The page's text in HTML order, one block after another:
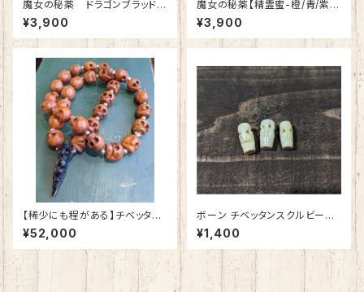
魔女の秘薬 ドラゴンブラッドペ
ンダント 血のネックレス オリ
ジナルアクセサリー ハンドメイ
ド
¥3,900
魔女の秘薬【精霊蜜-橙/青/紫】
ユグドラシルの因子を引継ぐ神
代木の樹液 ネックレス オリ
ジナルアクセサリー ハンドメイ
¥3,900
【稀少にも程がある】チベッタン
ウッドスカル 天眼独鈷杵 ロ
ングネックレス
¥52,000
ボーン チベッタンスクルビー
ズ (14x7mm/穴2mm) 10個
入
¥1,400